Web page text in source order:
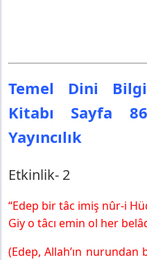
Temel Dini
Kitabı Sayfa
Yayıncılık
Etkinlik- 2
“Edep bir tâc imiş nûr-i
Giy o tâcı emin ol her
(Edep, Allah’ın nurundan